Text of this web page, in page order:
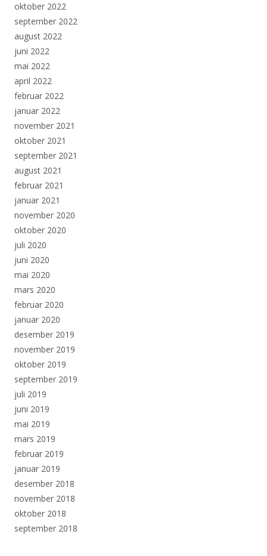
oktober 2022
september 2022
august 2022
juni 2022
mai 2022
april 2022
februar 2022
januar 2022
november 2021
oktober 2021
september 2021
august 2021
februar 2021
januar 2021
november 2020
oktober 2020
juli 2020
juni 2020
mai 2020
mars 2020
februar 2020
januar 2020
desember 2019
november 2019
oktober 2019
september 2019
juli 2019
juni 2019
mai 2019
mars 2019
februar 2019
januar 2019
desember 2018
november 2018
oktober 2018
september 2018